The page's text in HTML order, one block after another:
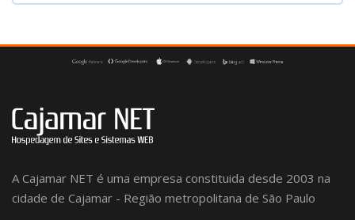
A Cajamar NET é uma empresa constituida desde 2003 na
cidade de Cajamar - Região metropolitana de São Paulo